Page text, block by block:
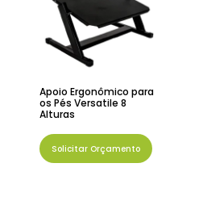
Apoio Ergonômico para
os Pés Versatile 8
Alturas
Solicitar Orçamento